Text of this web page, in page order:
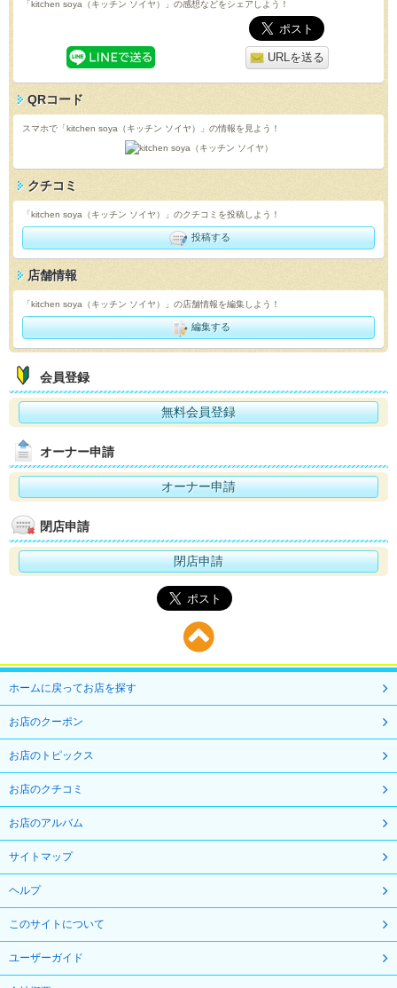
「kitchen soya（キッチン ソイヤ）」の感想などをシェアしよう！
URLを送る
QRコード
スマホで「kitchen soya（キッチン ソイヤ）」の情報を見よう！
クチコミ
「kitchen soya（キッチン ソイヤ）」のクチコミを投稿しよう！
投稿する
店舗情報
「kitchen soya（キッチン ソイヤ）」の店舗情報を編集しよう！
編集する
会員登録
無料会員登録
オーナー申請
オーナー申請
閉店申請
閉店申請
ホームに戻ってお店を探す
お店のクーポン
お店のトピックス
お店のクチコミ
お店のアルバム
サイトマップ
ヘルプ
このサイトについて
ユーザーガイド